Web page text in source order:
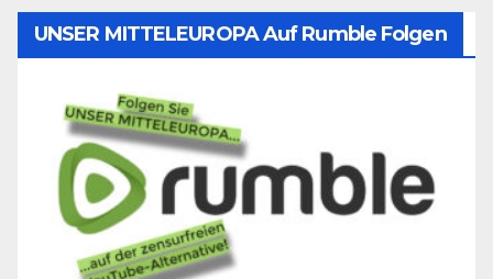
UNSER MITTELEUROPA Auf Rumble Folgen